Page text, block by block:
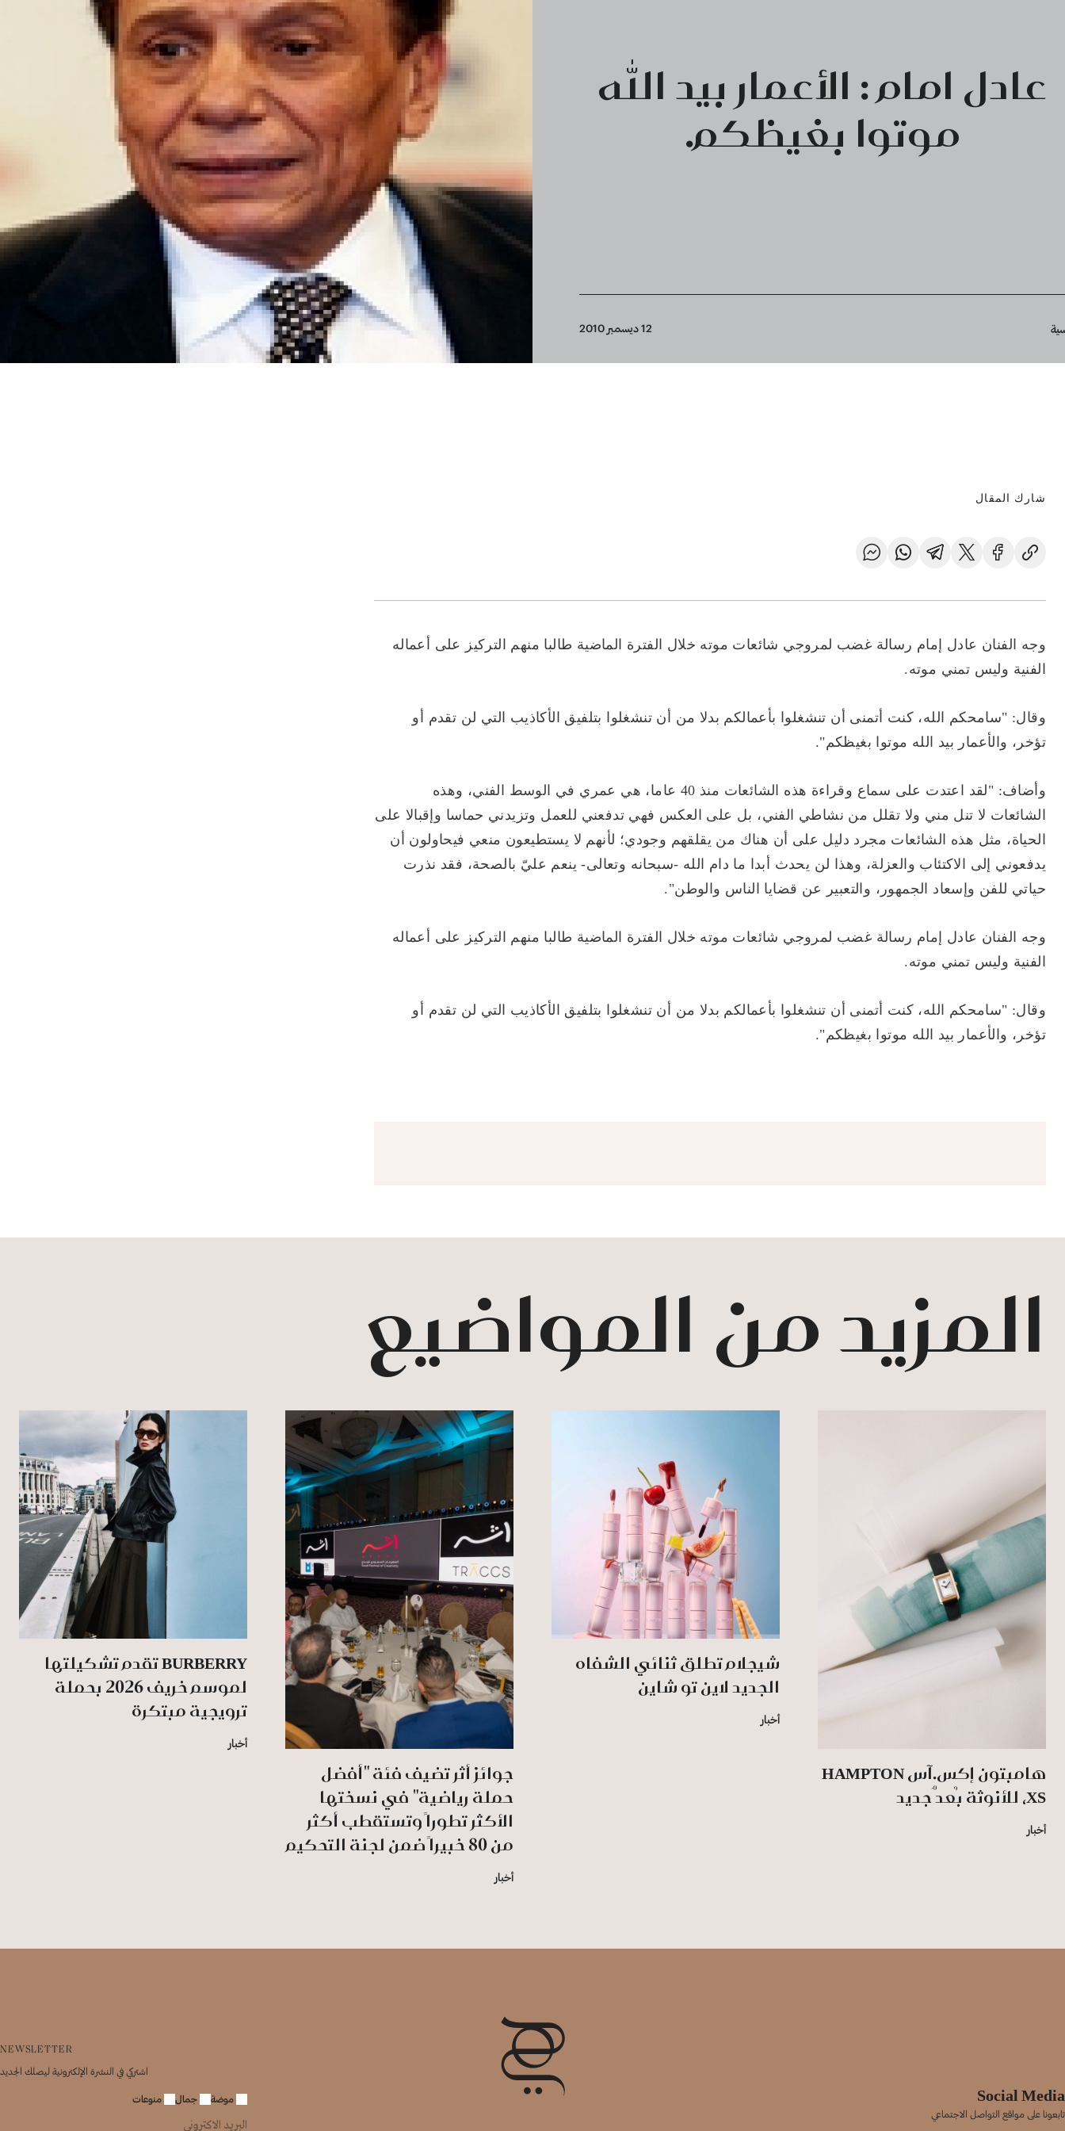
عادل امام : الأعمار بيد الله
موتوا بغيظكم.
12 ديسمبر 2010
شارك المقال
وجه الفنان عادل إمام رسالة غضب لمروجي شائعات موته خلال الفترة الماضية طالبا منهم التركيز على أعماله
الفنية وليس تمني موته.
وقال: "سامحكم الله، كنت أتمنى أن تنشغلوا بأعمالكم بدلا من أن تنشغلوا بتلفيق الأكاذيب التي لن تقدم أو
تؤخر، والأعمار بيد الله موتوا بغيظكم".
وأضاف: "لقد اعتدت على سماع وقراءة هذه الشائعات منذ 40 عاما، هي عمري في الوسط الفني، وهذه
الشائعات لا تنل مني ولا تقلل من نشاطي الفني، بل على العكس فهي تدفعني للعمل وتزيدني حماسا وإقبالا على
الحياة، مثل هذه الشائعات مجرد دليل على أن هناك من يقلقهم وجودي؛ لأنهم لا يستطيعون منعي فيحاولون أن
يدفعوني إلى الاكتئاب والعزلة، وهذا لن يحدث أبدا ما دام الله -سبحانه وتعالى- ينعم عليّ بالصحة، فقد نذرت
حياتي للفن وإسعاد الجمهور، والتعبير عن قضايا الناس والوطن".
وجه الفنان عادل إمام رسالة غضب لمروجي شائعات موته خلال الفترة الماضية طالبا منهم التركيز على أعماله
الفنية وليس تمني موته.
وقال: "سامحكم الله، كنت أتمنى أن تنشغلوا بأعمالكم بدلا من أن تنشغلوا بتلفيق الأكاذيب التي لن تقدم أو
تؤخر، والأعمار بيد الله موتوا بغيظكم".
المزيد من المواضيع
هامبتون إكس.آس HAMPTON
XS، للأنوثة بُعدٌ جديد
أخبار
شيجلام تطلق ثنائي الشفاه
الجديد لاين تو شاين
أخبار
جوائز أثر تضيف فئة "أفضل
حملة رياضية" في نسختها
الأكثر تطوراً وتستقطب أكثر
من 80 خبيراً ضمن لجنة التحكيم
أخبار
BURBERRY تقدم تشكيلتها
لموسم خريف 2026 بحملة
ترويجية مبتكرة
أخبار
NEWSLETTER
اشتركي في النشرة الإلكترونية ليصلك الجديد
موضة جمال منوعات Social Media
تابعونا على مواقع التواصل الاجتماعي